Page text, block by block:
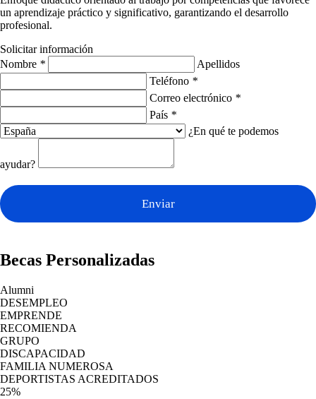
un aprendizaje práctico y significativo, garantizando el desarrollo
profesional.
Solicitar información
Nombre *
Apellidos
Teléfono *
Correo electrónico *
País *
¿En qué te podemos
ayudar?
Enviar
Becas Personalizadas
Alumni
DESEMPLEO
EMPRENDE
RECOMIENDA
GRUPO
DISCAPACIDAD
FAMILIA NUMEROSA
DEPORTISTAS ACREDITADOS
25%